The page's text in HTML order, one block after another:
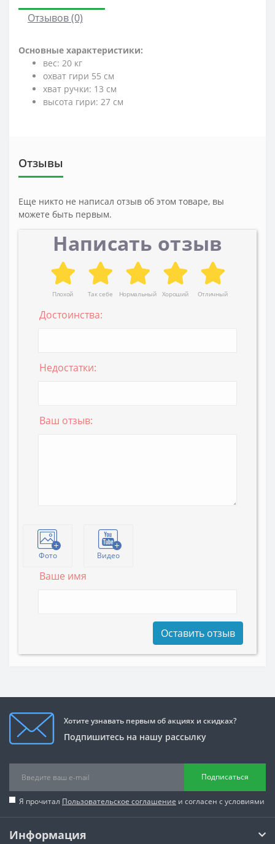
Отзывов (0)
Основные характеристики:
вес: 20 кг
охват гири 55 см
хват ручки: 13 см
высота гири: 27 см
Отзывы
Еще никто не написал отзыв об этом товаре, вы
можете быть первым.
Написать отзыв
Плохой Так себе Нормальный Хороший Отличный
Достоинства:
Недостатки:
Ваш отзыв:
Фото Видео
Ваше имя
Оставить отзыв
Хотите узнавать первым об акциях и скидках?
Подпишитесь на нашу рассылку
Подписаться
Я прочитал Пользовательское соглашение и согласен с условиями
Информация